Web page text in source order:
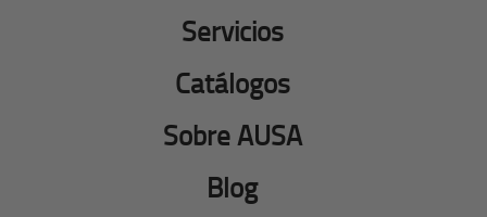
Servicios
Catálogos
Sobre AUSA
Blog